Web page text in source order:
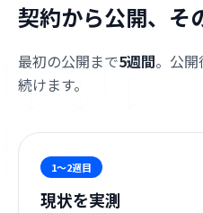
契約から公開、そ
最初の公開まで5週間。公
続けます。
1〜2週目
現状を実測